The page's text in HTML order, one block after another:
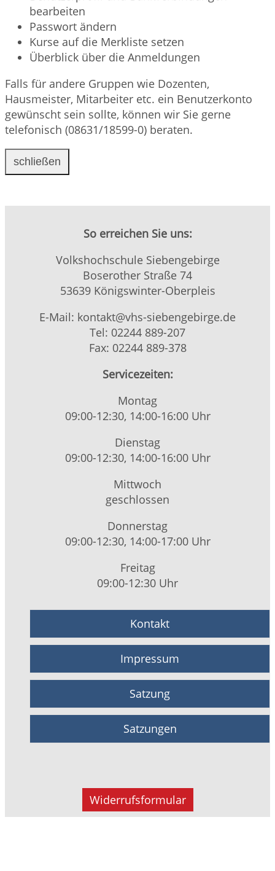
bearbeiten
Passwort ändern
Kurse auf die Merkliste setzen
Überblick über die Anmeldungen
Falls für andere Gruppen wie Dozenten,
Hausmeister, Mitarbeiter etc. ein Benutzerkonto
gewünscht sein sollte, können wir Sie gerne
telefonisch (08631/18599-0) beraten.
schließen
So erreichen Sie uns:
Volkshochschule Siebengebirge
Boserother Straße 74
53639 Königswinter-Oberpleis
E-Mail: kontakt@vhs-siebengebirge.de
Tel: 02244 889-207
Fax: 02244 889-378
Servicezeiten:
Montag
09:00-12:30, 14:00-16:00 Uhr
Dienstag
09:00-12:30, 14:00-16:00 Uhr
Mittwoch
geschlossen
Donnerstag
09:00-12:30, 14:00-17:00 Uhr
Freitag
09:00-12:30 Uhr
Kontakt
Impressum
Satzung
Satzungen
Widerrufsformular